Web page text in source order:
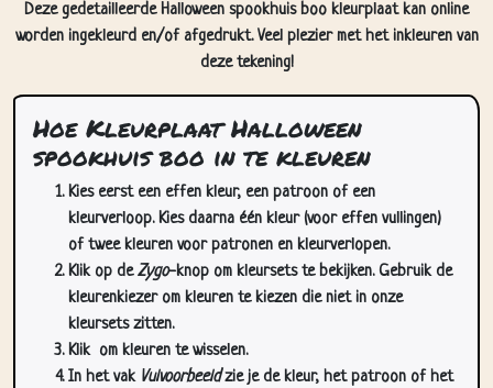
Deze gedetailleerde Halloween spookhuis boo kleurplaat kan online
worden ingekleurd en/of afgedrukt. Veel plezier met het inkleuren van
deze tekening!
Hoe Kleurplaat Halloween
spookhuis boo in te kleuren
Kies eerst een effen kleur, een patroon of een
kleurverloop. Kies daarna één kleur (voor effen vullingen)
of twee kleuren voor patronen en kleurverlopen.
Klik op deZygo-knop om kleursets te bekijken. Gebruik de
kleurenkiezer om kleuren te kiezen die niet in onze
kleursets zitten.
Klik om kleuren te wisselen.
In het vak Vulvoorbeeldzie je de kleur, het patroon of het